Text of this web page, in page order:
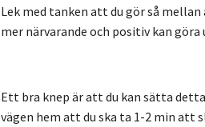
Lek med tanken att du gör så
mer närvarande och positiv kan
Ett bra knep är att du kan sätta
vägen hem att du ska ta 1-2 min att